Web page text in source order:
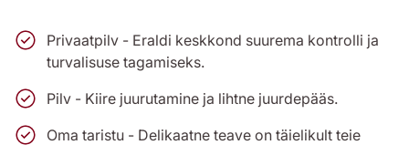
Privaatpilv - Eraldi keskkond suurema kontrolli ja
turvalisuse tagamiseks.
Pilv - Kiire juurutamine ja lihtne juurdepääs.
Oma taristu - Delikaatne teave on täielikult teie